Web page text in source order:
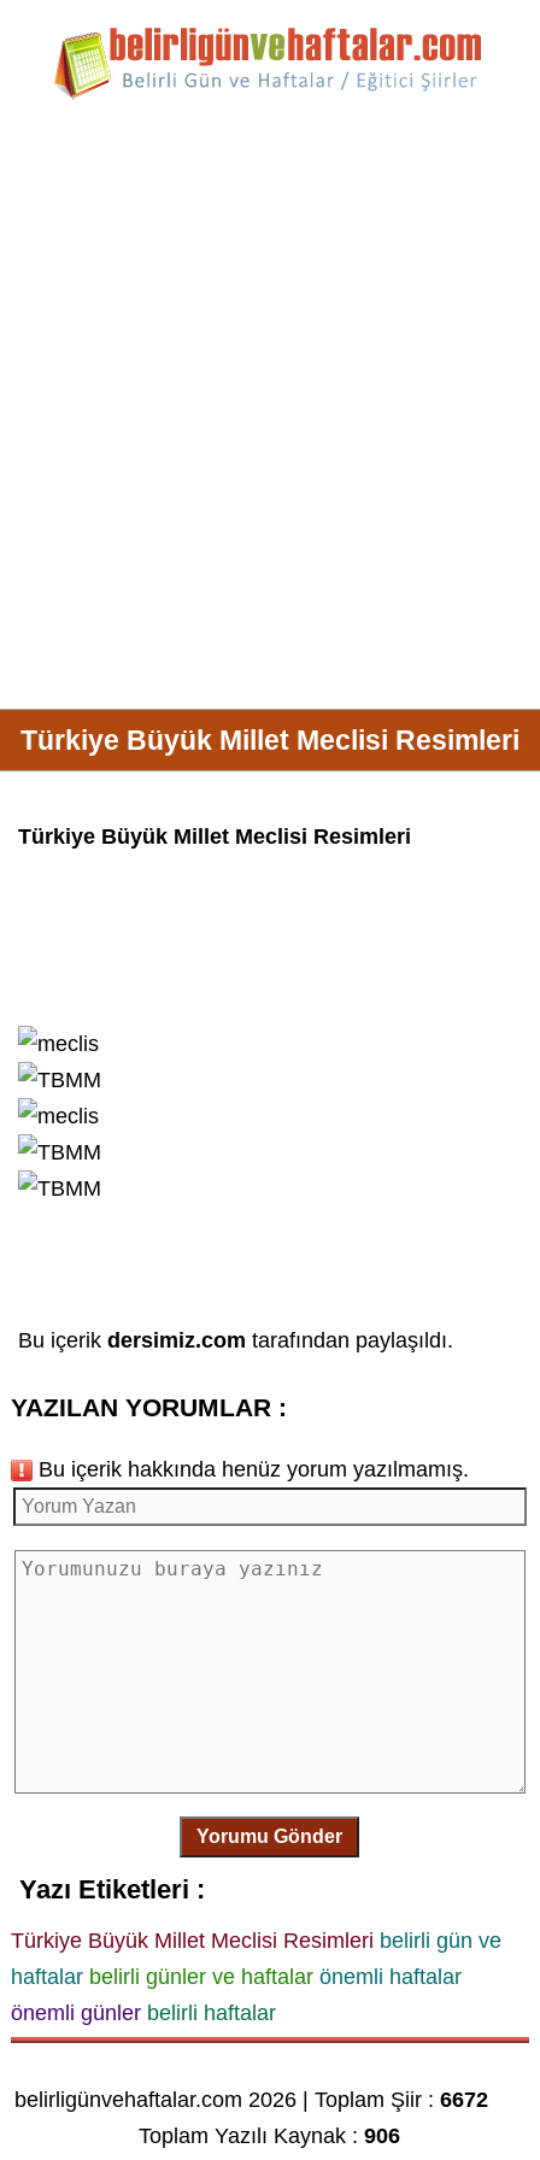
Türkiye Büyük Millet Meclisi Resimleri
Türkiye Büyük Millet Meclisi Resimleri
Bu içerik dersimiz.com tarafından paylaşıldı.
YAZILAN YORUMLAR :
Bu içerik hakkında henüz yorum yazılmamış.
Yorumu Gönder
Yazı Etiketleri :
Türkiye Büyük Millet Meclisi Resimleri belirli gün ve
haftalar belirli günler ve haftalar önemli haftalar
önemli günler belirli haftalar
belirligünvehaftalar.com 2026 | Toplam Şiir :6672
Toplam Yazılı Kaynak :906